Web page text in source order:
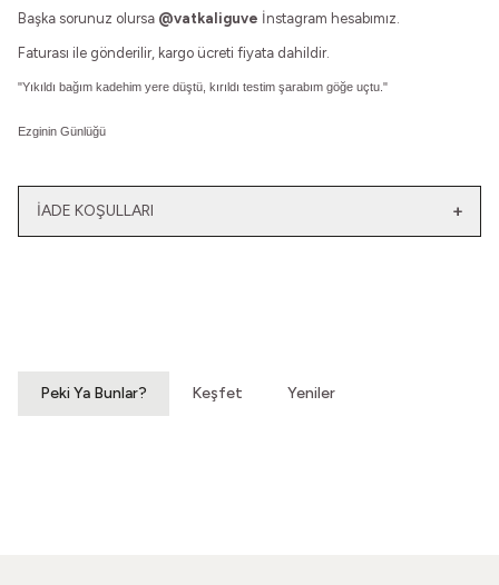
Başka sorunuz olursa @vatkaliguve İnstagram hesabımız.
Faturası ile gönderilir, kargo ücreti fiyata dahildir.
"Yıkıldı bağım kadehim yere düştü, kırıldı testim şarabım göğe uçtu."
Ezginin Günlüğü
İADE KOŞULLARI
Peki Ya Bunlar? Keşfet Yeniler